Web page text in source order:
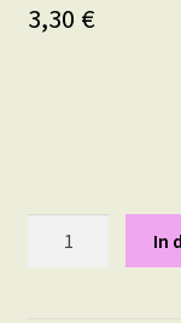
3,30 €
In